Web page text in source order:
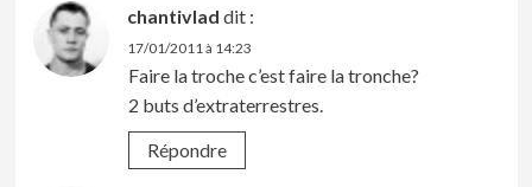
chantivlad dit :
17/01/2011 à 14:23
Faire la troche c’est faire la tronche?
2 buts d’extraterrestres.
Répondre